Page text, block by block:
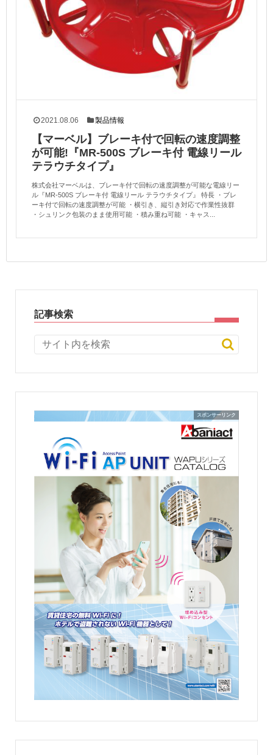
2021.08.06 製品情報
【マーベル】ブレーキ付で回転の速度調整
が可能!『MR-500S ブレーキ付 電線リール
テラウチタイプ』
株式会社マーベルは、ブレーキ付で回転の速度調整が可能な電線リー
ル『MR-500S ブレーキ付 電線リール テラウチタイプ』 特長 ・ブレ
ーキ付で回転の速度調整が可能 ・横引き、縦引き対応で作業性抜群
・シュリンク包装のまま使用可能 ・積み重ね可能 ・キャス...
記事検索